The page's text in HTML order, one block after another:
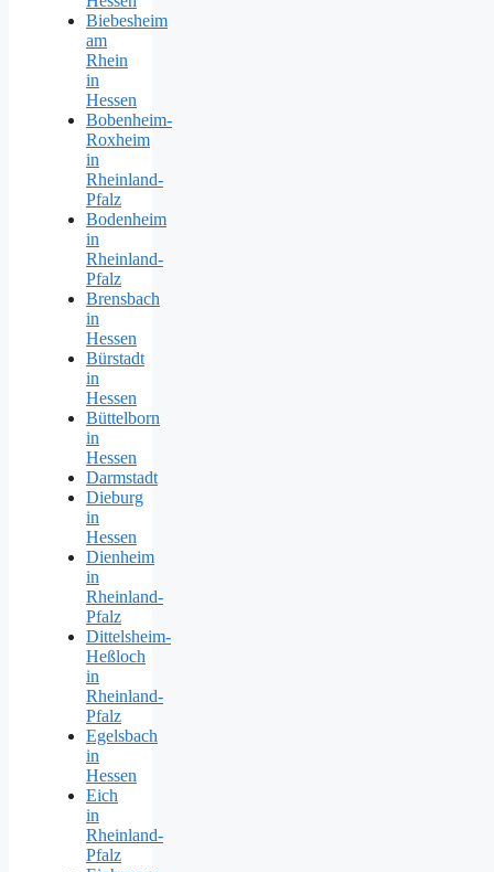
Biebesheim
am
Rhein
in
Hessen
Bobenheim-
Roxheim
in
Rheinland-
Pfalz
Bodenheim
in
Rheinland-
Pfalz
Brensbach
in
Hessen
Bürstadt
in
Hessen
Büttelborn
in
Hessen
Darmstadt
Dieburg
in
Hessen
Dienheim
in
Rheinland-
Pfalz
Dittelsheim-
Heßloch
in
Rheinland-
Pfalz
Egelsbach
in
Hessen
Eich
in
Rheinland-
Pfalz